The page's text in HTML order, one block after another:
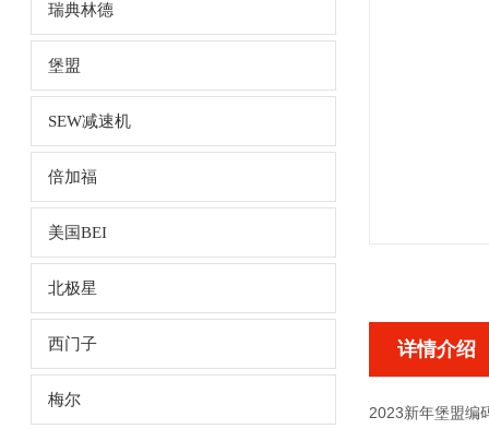
瑞典林德
堡盟
SEW减速机
倍加福
美国BEI
北极星
西门子
梅尔
详情介绍
2023新年堡盟编